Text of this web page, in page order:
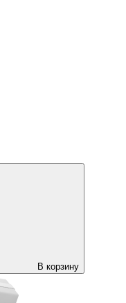
В корзину